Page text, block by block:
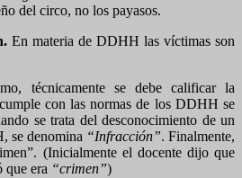
del circo, no los payasos.
En materia de DDHH las víctimas son
técnicamente se debe calificar la
con las normas de los DDHH se
se trata del desconocimiento de un
se denomina “Infracción”. Finalmente,
(Inicialmente el docente dijo que
que era “crimen”)